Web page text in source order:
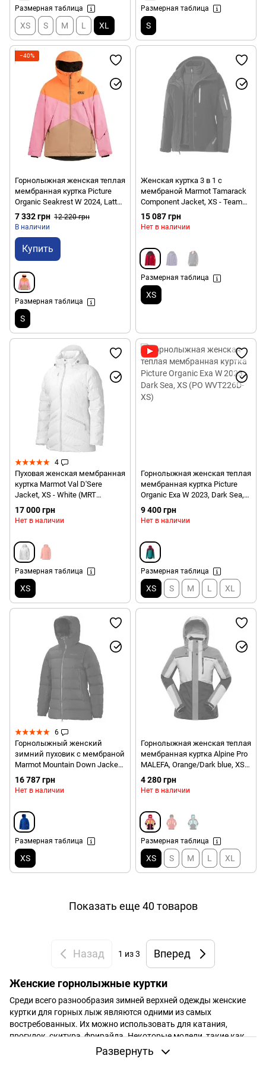
Размерная таблица
XS S M L XL
Размерная таблица
S
−40%
Горнолыжная женская теплая
мембранная куртка Picture
Organic Seakrest W 2024, Latte,
S (3663270778450)
7 332 грн 12 220 грн
В наличии
Купить
Размерная таблица
S
Женская куртка 3 в 1 с
мембраной Marmot Tamarack
Component Jacket, XS - Team
Red/Rocket Red (MRT
45520.6287-XS)
15 087 грн
Нет в наличии
Размерная таблица
XS
4
Пуховая женская мембранная
куртка Marmot Val D'Sere
Jacket, XS - White (MRT
75470.080-XS)
17 000 грн
Нет в наличии
Размерная таблица
XS
Горнолыжная женская теплая
мембранная куртка Picture
Organic Exa W 2023, Dark Sea,
XS (PO WVT226D-XS)
9 400 грн
Нет в наличии
Размерная таблица
XS S M L XL
6
Горнолыжный женский
зимний пуховик с мембраной
Marmot Mountain Down Jacket,
XS - Gem Blue (MRT
76030.2532-XS)
16 787 грн
Нет в наличии
Размерная таблица
XS
Горнолыжная женская теплая
мембранная куртка Alpine Pro
MALEFA, Orange/Dark blue, XS
(LJCY546235 XS)
4 280 грн
Нет в наличии
Размерная таблица
XS S M L XL
Показать еще 40 товаров
Назад 1 из 3 Вперед
Женские горнолыжные куртки
Среди всего разнообразия зимней верхней одежды женские
куртки для горных лыж являются одними из самых
востребованных. Их можно использовать для катания,
прогулок, скитура, фрирайда. Некоторые модели, такие как
Marmot Sling Shot Jacket, можно использовать для города в
особо холодные дни. Также есть модели (Marmot Tamarack
Развернуть